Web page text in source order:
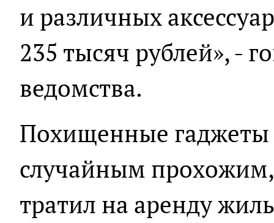
и различных
235 тысяч рублей», -
ведомства.
Похищенные
случайным
тратил на аренду